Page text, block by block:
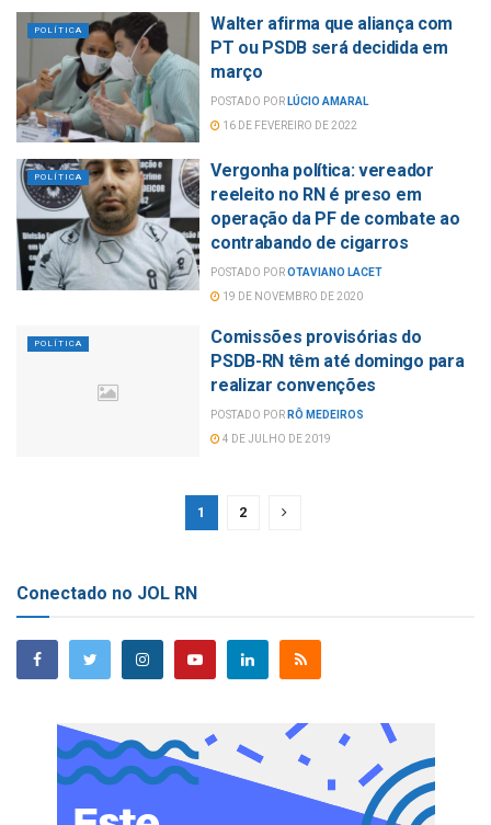
POLÍTICA
Walter afirma que aliança com
PT ou PSDB será decidida em
março
POSTADO POR LÚCIO AMARAL
16 DE FEVEREIRO DE 2022
POLÍTICA
Vergonha política: vereador
reeleito no RN é preso em
operação da PF de combate ao
contrabando de cigarros
POSTADO POROTAVIANO LACET
19 DE NOVEMBRO DE 2020
POLÍTICA
Comissões provisórias do
PSDB-RN têm até domingo para
realizar convenções
POSTADO POR RÔ MEDEIROS
4 DE JULHO DE 2019
1 2
Conectado no JOL RN